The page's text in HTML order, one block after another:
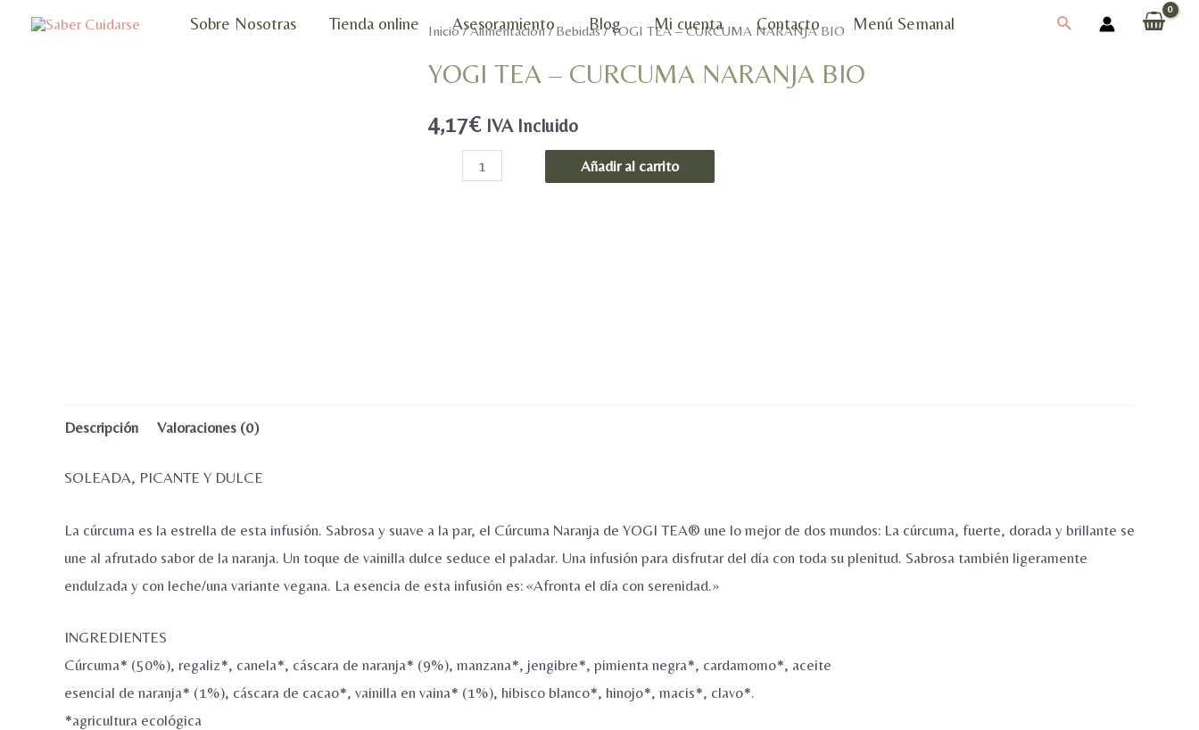
Sobre Nosotras Tienda online Asesoramiento Blog Mi cuenta Contacto Menú Semanal Buscar
Inicio/Alimentación/Bebidas/ YOGI TEA – CURCUMA NARANJA BIO
YOGI TEA – CURCUMA NARANJA BIO
4,17€ IVA Incluido
Añadir al carrito
Descripción Valoraciones (0)
SOLEADA, PICANTE Y DULCE
La cúrcuma es la estrella de esta infusión. Sabrosa y suave a la par, el Cúrcuma Naranja de YOGI TEA® une lo mejor de dos mundos: La cúrcuma, fuerte, dorada y brillante se
une al afrutado sabor de la naranja. Un toque de vainilla dulce seduce el paladar. Una infusión para disfrutar del día con toda su plenitud. Sabrosa también ligeramente
endulzada y con leche/una variante vegana. La esencia de esta infusión es: «Afronta el día con serenidad.»
INGREDIENTES
Cúrcuma* (50%), regaliz*, canela*, cáscara de naranja* (9%), manzana*, jengibre*, pimienta negra*, cardamomo*, aceite
esencial de naranja* (1%), cáscara de cacao*, vainilla en vaina* (1%), hibisco blanco*, hinojo*, macis*, clavo*.
*agricultura ecológica